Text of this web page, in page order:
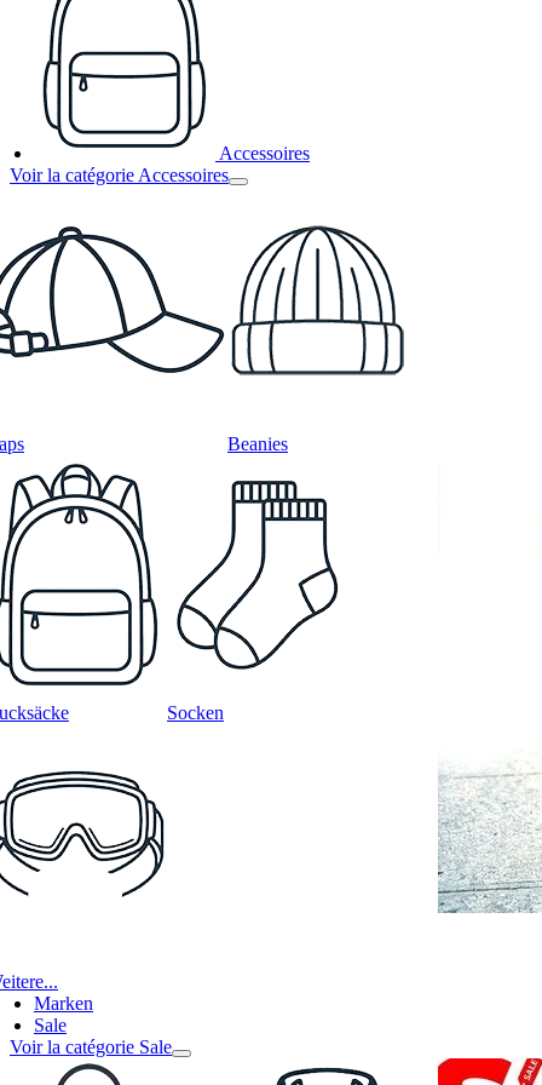
Accessoires
Voir la catégorie Accessoires
Beanies
Socken
Marken
Sale
Voir la catégorie Sale